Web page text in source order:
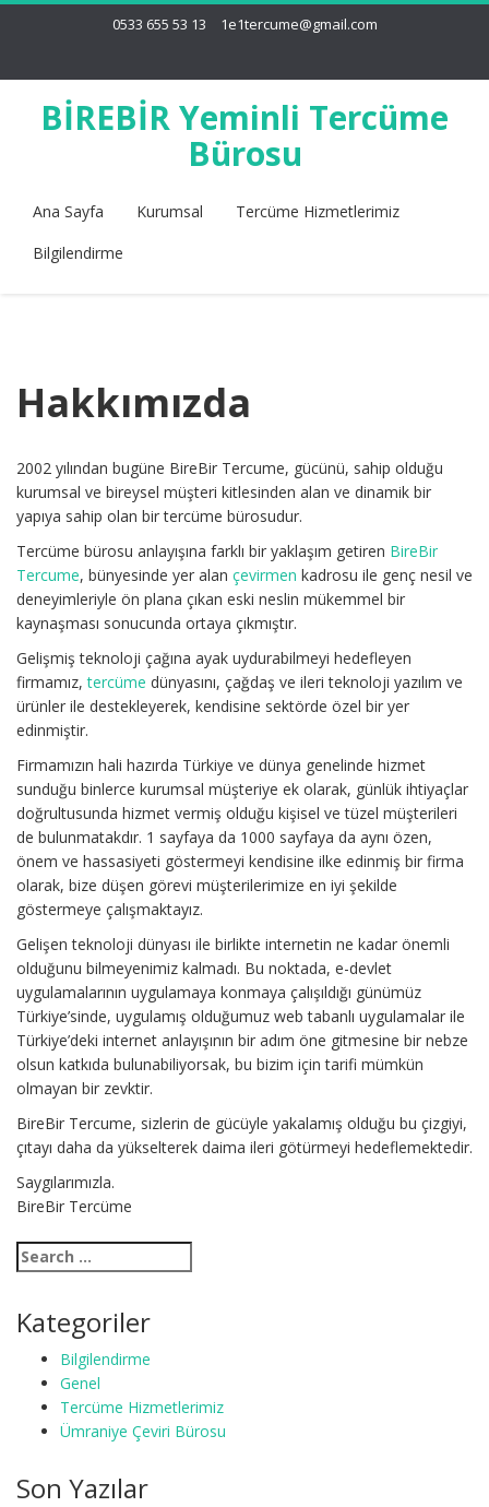
0533 655 53 13 1e1tercume@gmail.com
BİREBİR Yeminli Tercüme
Bürosu
Ana Sayfa Kurumsal
Tercüme Hizmetlerimiz
Bilgilendirme
Hakkımızda
2002 yılından bugüne BireBir Tercume, gücünü, sahip olduğu
kurumsal ve bireysel müşteri kitlesinden alan ve dinamik bir
yapıya sahip olan bir tercüme bürosudur.
Tercüme bürosu anlayışına farklı bir yaklaşım getiren BireBir
Tercume, bünyesinde yer alan çevirmen kadrosu ile genç nesil ve
deneyimleriyle ön plana çıkan eski neslin mükemmel bir
kaynaşması sonucunda ortaya çıkmıştır.
Gelişmiş teknoloji çağına ayak uydurabilmeyi hedefleyen
firmamız,tercüme dünyasını, çağdaş ve ileri teknoloji yazılım ve
ürünler ile destekleyerek, kendisine sektörde özel bir yer
edinmiştir.
Firmamızın hali hazırda Türkiye ve dünya genelinde hizmet
sunduğu binlerce kurumsal müşteriye ek olarak, günlük ihtiyaçlar
doğrultusunda hizmet vermiş olduğu kişisel ve tüzel müşterileri
de bulunmatakdır. 1 sayfaya da 1000 sayfaya da aynı özen,
önem ve hassasiyeti göstermeyi kendisine ilke edinmiş bir firma
olarak, bize düşen görevi müşterilerimize en iyi şekilde
göstermeye çalışmaktayız.
Gelişen teknoloji dünyası ile birlikte internetin ne kadar önemli
olduğunu bilmeyenimiz kalmadı. Bu noktada, e-devlet
uygulamalarının uygulamaya konmaya çalışıldığı günümüz
Türkiye’sinde, uygulamış olduğumuz web tabanlı uygulamalar ile
Türkiye’deki internet anlayışının bir adım öne gitmesine bir nebze
olsun katkıda bulunabiliyorsak, bu bizim için tarifi mümkün
olmayan bir zevktir.
BireBir Tercume, sizlerin de gücüyle yakalamış olduğu bu çizgiyi,
çıtayı daha da yükselterek daima ileri götürmeyi hedeflemektedir.
Saygılarımızla.
BireBir Tercüme
Kategoriler
Bilgilendirme
Genel
Tercüme Hizmetlerimiz
Ümraniye Çeviri Bürosu
Son Yazılar